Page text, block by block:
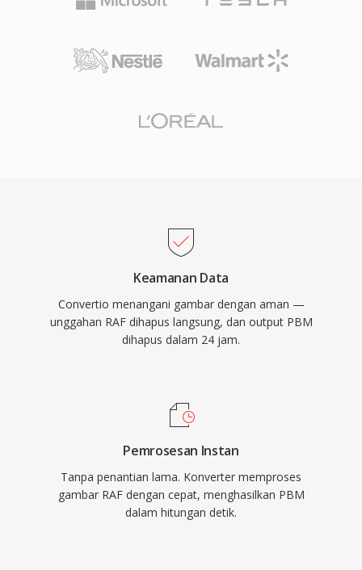
Keamanan Data
Convertio menangani gambar dengan aman —
unggahan RAF dihapus langsung, dan output PBM
dihapus dalam 24 jam.
Pemrosesan Instan
Tanpa penantian lama. Konverter memproses
gambar RAF dengan cepat, menghasilkan PBM
dalam hitungan detik.